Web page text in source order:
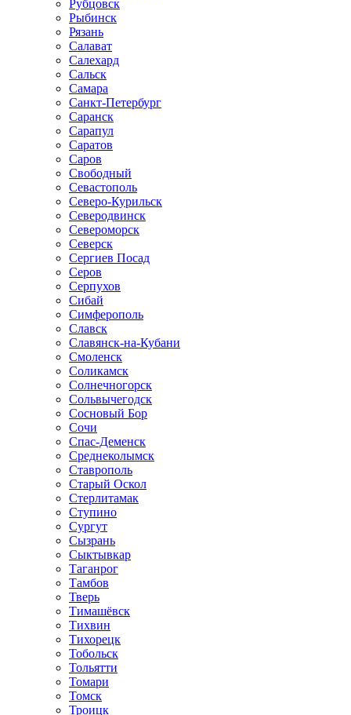
Рубцовск
Рыбинск
Рязань
Салават
Салехард
Сальск
Самара
Санкт-Петербург
Саранск
Сарапул
Саратов
Саров
Свободный
Севастополь
Северо-Курильск
Северодвинск
Североморск
Северск
Сергиев Посад
Серов
Серпухов
Сибай
Симферополь
Славск
Славянск-на-Кубани
Смоленск
Соликамск
Солнечногорск
Сольвычегодск
Сосновый Бор
Сочи
Спас-Деменск
Среднеколымск
Ставрополь
Старый Оскол
Стерлитамак
Ступино
Сургут
Сызрань
Сыктывкар
Таганрог
Тамбов
Тверь
Тимашёвск
Тихвин
Тихорецк
Тобольск
Тольятти
Томари
Томск
Троицк